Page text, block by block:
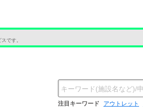
です。
注目キーワード アウトレット